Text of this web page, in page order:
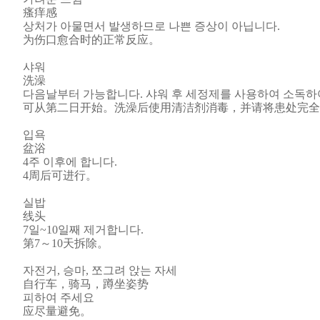
瘙痒感
상처가 아물면서 발생하므로 나쁜 증상이 아닙니다.
为伤口愈合时的正常反应。
샤워
洗澡
다음날부터 가능합니다. 샤워 후 세정제를 사용하여 소독
可从第二日开始。洗澡后使用清洁剂消毒，并请将患处完全
입욕
盆浴
4주 이후에 합니다.
4周后可进行。
실밥
线头
7일~10일째 제거합니다.
第7～10天拆除。
자전거, 승마, 쪼그려 앉는 자세
自行车，骑马，蹲坐姿势
피하여 주세요
应尽量避免。